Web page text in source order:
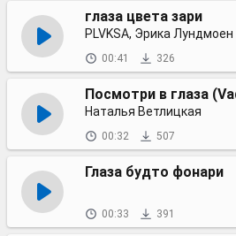
глаза цвета зари
PLVKSA, Эрика Лундмоен
00:41 326
Наталья Ветлицкая
00:32 507
Глаза будто фонари
00:33 391